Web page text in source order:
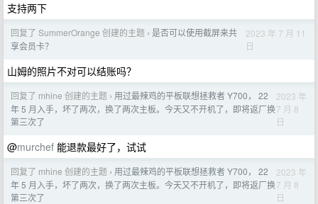
支持两下
回复了 SummerOrange 创建的主题 › 是否可以使用截屏来共
享会员卡？
2023 年 7 月 11
日
山姆的照片不对可以结账吗？
回复了 mhine 创建的主题 › 用过最辣鸡的平板联想拯救者 Y700， 22
年 5 月入手，坏了两次，换了两次主板。今天又不开机了，即将返厂换
第三次了
2023 年
7 月 8
日
@murchef 能退款最好了，试试
回复了 mhine 创建的主题 › 用过最辣鸡的平板联想拯救者 Y700， 22
年 5 月入手，坏了两次，换了两次主板。今天又不开机了，即将返厂换
第三次了
2023 年
7 月 8
日